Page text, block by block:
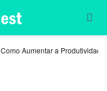
Aumentar a